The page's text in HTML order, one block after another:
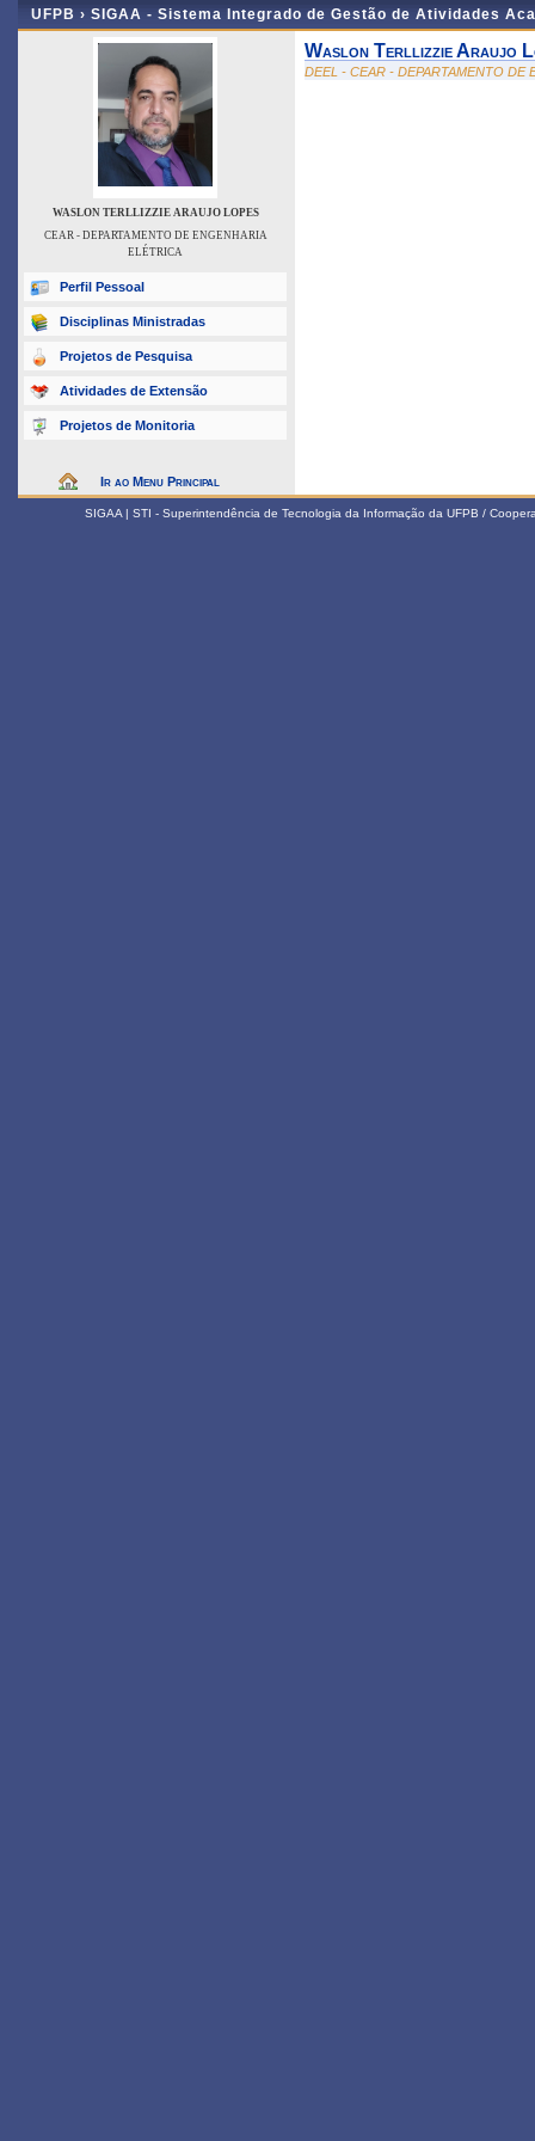
UFPB › SIGAA - Sistema Integrado de Gestão de Atividades
WASLON TERLLIZZIE ARAUJO LOPES
CEAR - DEPARTAMENTO DE ENGENHARIA
ELÉTRICA
Perfil Pessoal
Disciplinas Ministradas
Projetos de Pesquisa
Atividades de Extensão
Projetos de Monitoria
Ir ao Menu Principal
Waslon Terllizzie Araujo
DEEL - CEAR - DEPARTAMENTO DE
SIGAA | STI - Superintendência de Tecnologia da Informação da UFPB /